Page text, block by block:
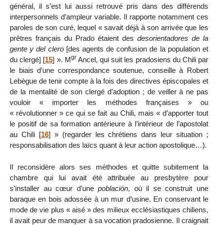
général, il s’est lui aussi retrouvé pris dans des différends
interpersonnels d’ampleur variable. Il rapporte notamment ces
paroles de son curé, lequel « savait déjà à son arrivée que les
prêtres français du Prado étaient des desorientadores de la
gente y del clero[des agents de confusion de la population et
du clergé] [15] ». Mgr Ancel, qui suit les pradosiens du Chili par
le biais d’une correspondance soutenue, conseille à Robert
Lebègue de tenir compte à la fois des directives épiscopales et
de la mentalité de son clergé d’adoption ; de veiller à ne pas
vouloir « importer les méthodes françaises » ou
« révolutionner » ce qui se fait au Chili, mais « d’apporter tout
le positif de sa formation antérieure à l’intérieur de l’apostolat
au Chili[16] » (regarder les chrétiens dans leur situation ;
responsabilisation des laïcs quant à leur action apostolique…).
Il reconsidère alors ses méthodes et quitte subitement la
chambre qui lui avait été attribuée au presbytère pour
s’installer au cœur d’unepoblación, où il se construit une
baraque en bois adossée à un mur d’usine. En conservant le
mode de vie plus « aisé » des milieux ecclésiastiques chiliens,
il avait peur de manquer à sa vocation pradosienne. Il craignait